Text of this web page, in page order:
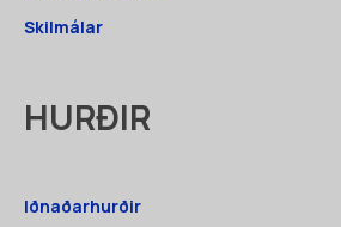
Skilmálar
HURÐIR
Iðnaðarhurðir